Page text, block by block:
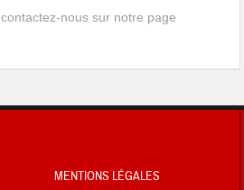
, contactez-nous sur notre page
MENTIONS LÉGALES